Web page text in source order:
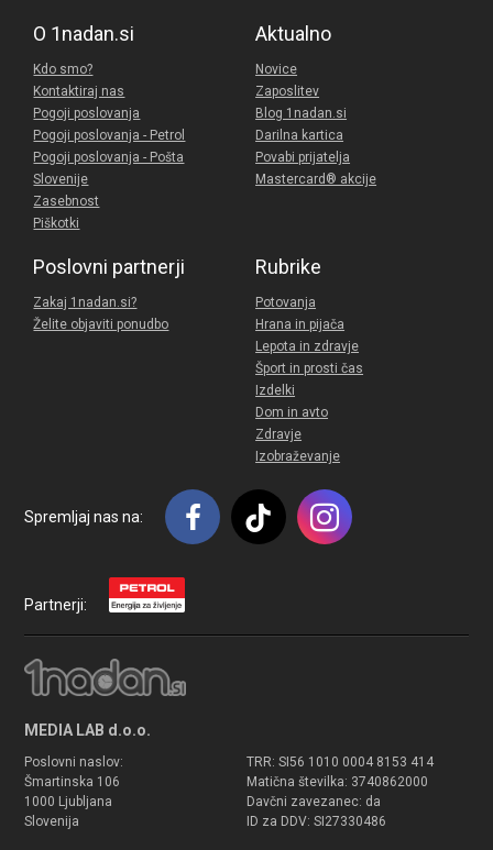
O 1nadan.si
Kdo smo?
Kontaktiraj nas
Pogoji poslovanja
Pogoji poslovanja - Petrol
Pogoji poslovanja - Pošta
Slovenije
Zasebnost
Piškotki
Aktualno
Novice
Zaposlitev
Blog 1nadan.si
Darilna kartica
Povabi prijatelja
Mastercard® akcije
Poslovni partnerji
Zakaj 1nadan.si?
Želite objaviti ponudbo
Rubrike
Potovanja
Hrana in pijača
Lepota in zdravje
Šport in prosti čas
Izdelki
Dom in avto
Zdravje
Izobraževanje
Spremljaj nas na:
Partnerji:
MEDIA LAB d.o.o.
Poslovni naslov:
Šmartinska 106
1000 Ljubljana
Slovenija
TRR: SI56 1010 0004 8153 414
Matična številka: 3740862000
Davčni zavezanec: da
ID za DDV: SI27330486